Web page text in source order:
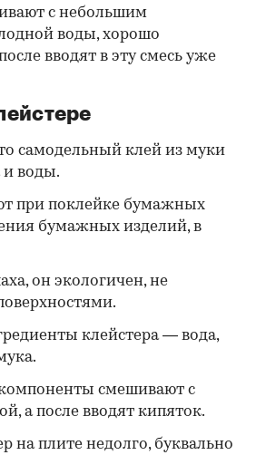
с небольшим
воды, хорошо
вводят в эту смесь уже
самодельный клей из муки
и воды.
при поклейке бумажных
бумажных изделий, в
он экологичен, не
клейстера — вода,
смешивают с
а после вводят кипяток.
на плите недолго, буквально